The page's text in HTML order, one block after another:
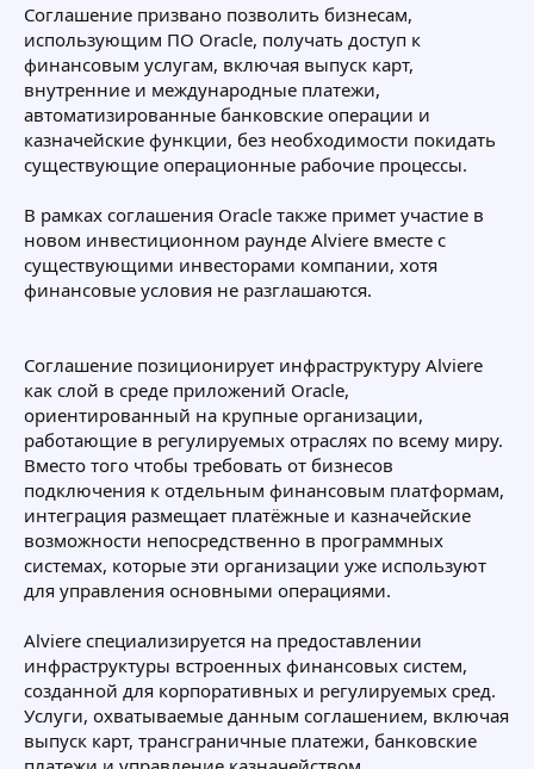
Соглашение призвано позволить бизнесам,
использующим ПО Oracle, получать доступ к
финансовым услугам, включая выпуск карт,
внутренние и международные платежи,
автоматизированные банковские операции и
казначейские функции, без необходимости покидать
существующие операционные рабочие процессы.
В рамках соглашения Oracle также примет участие в
новом инвестиционном раунде Alviere вместе с
существующими инвесторами компании, хотя
финансовые условия не разглашаются.
Соглашение позиционирует инфраструктуру Alviere
как слой в среде приложений Oracle,
ориентированный на крупные организации,
работающие в регулируемых отраслях по всему миру.
Вместо того чтобы требовать от бизнесов
подключения к отдельным финансовым платформам,
интеграция размещает платёжные и казначейские
возможности непосредственно в программных
системах, которые эти организации уже используют
для управления основными операциями.
Alviere специализируется на предоставлении
инфраструктуры встроенных финансовых систем,
созданной для корпоративных и регулируемых сред.
Услуги, охватываемые данным соглашением, включая
выпуск карт, трансграничные платежи, банковские